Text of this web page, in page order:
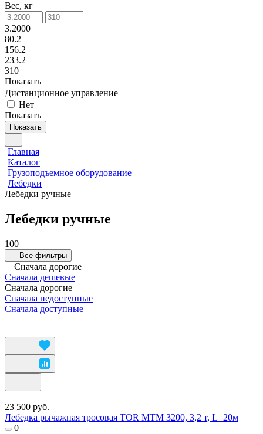
Вес, кг
3.2000
80.2
156.2
233.2
310
Показать
Дистанционное управление
Нет
Показать
Показать
Главная
Каталог
Грузоподъемное оборудование
Лебедки
Лебедки ручные
Лебедки ручные
100
Все фильтры
Сначала дорогие
Сначала дешевые
Сначала дорогие
Сначала недоступные
Сначала доступные
23 500 руб.
Лебедка рычажная тросовая TOR МТМ 3200, 3,2 т, L=20м
0